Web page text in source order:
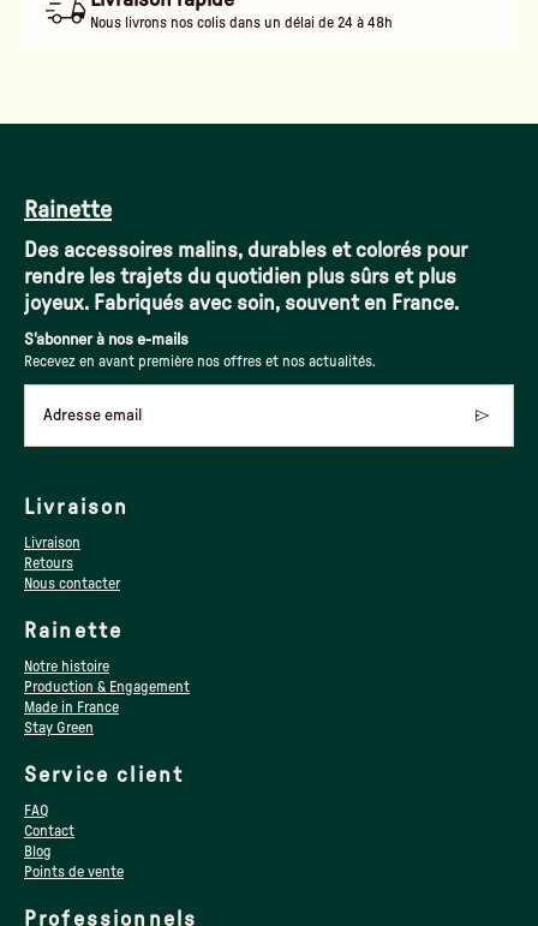
Nous livrons nos colis dans un délai de 24 à 48h
Rainette
Des accessoires malins, durables et colorés pour
rendre les trajets du quotidien plus sûrs et plus
joyeux. Fabriqués avec soin, souvent en France.
S'abonner à nos e-mails
Recevez en avant première nos offres et nos actualités.
Adresse email
Livraison
Livraison
Retours
Nous contacter
Rainette
Notre histoire
Production & Engagement
Made in France
Stay Green
Service client
FAQ
Contact
Blog
Points de vente
Professionnels